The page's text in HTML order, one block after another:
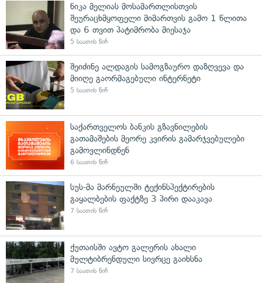
ნიკა მელიას მოსამართლისთვის
შეურაცხმყოფელი მიმართვის გამო 1 წლითა
და 6 თვით პატიმრობა მიესაჯა
5 საათის წინ
შეიძინე ალდაგის სამოგზაურო დაზღვევა და
მიიღე გაორმაგებული ინტერნეტი
5 საათის წინ
საქართველოს ბანკის გზავნილების
გათამაშების მეორე კვირის გამარჯვებულები
გამოვლინდნენ
6 საათის წინ
სუს-მა მარნეულში ტექინსპექტირების
გაყალბების ფაქტზე 3 პირი დააკავა
7 საათის წინ
ქუთაისში ავტო გალერის ახალი
მულტიბრენდული სივრცე გაიხსნა
7 საათის წინ